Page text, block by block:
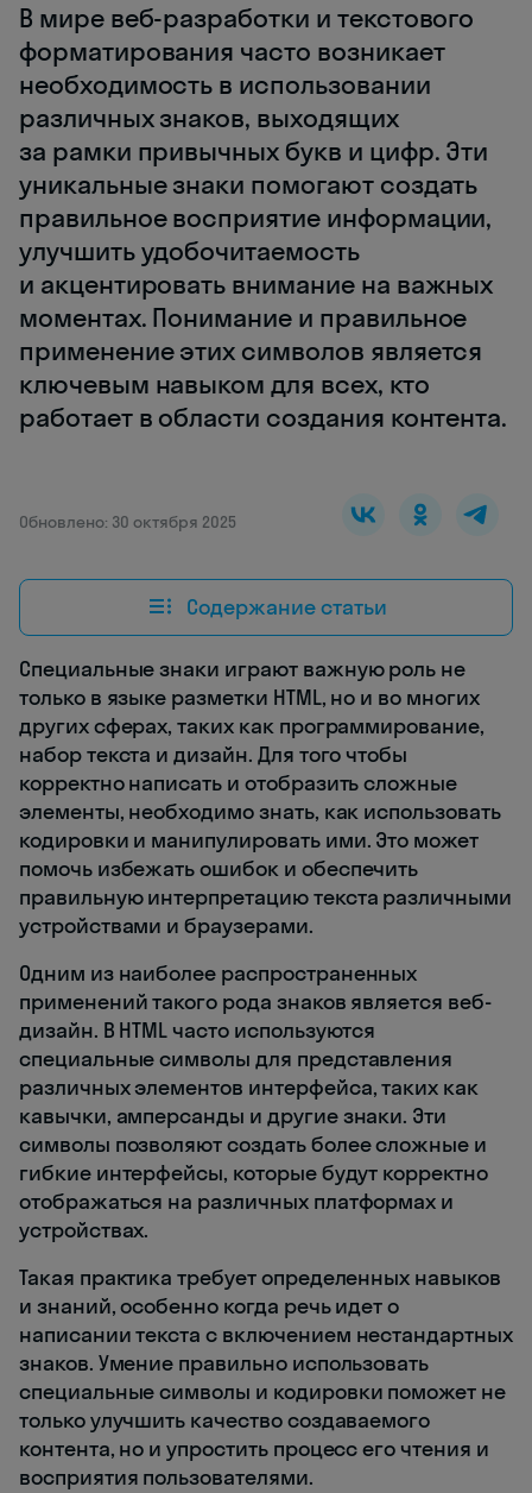
В мире веб-разработки и текстового
форматирования часто возникает
необходимость в использовании
различных знаков, выходящих
за рамки привычных букв и цифр. Эти
уникальные знаки помогают создать
правильное восприятие информации,
улучшить удобочитаемость
и акцентировать внимание на важных
моментах. Понимание и правильное
применение этих символов является
ключевым навыком для всех, кто
работает в области создания контента.
Обновлено: 30 октября 2025
Содержание статьи
Специальные знаки играют важную роль не
только в языке разметки HTML, но и во многих
других сферах, таких как программирование,
набор текста и дизайн. Для того чтобы
корректно написать и отобразить сложные
элементы, необходимо знать, как использовать
кодировки и манипулировать ими. Это может
помочь избежать ошибок и обеспечить
правильную интерпретацию текста различными
устройствами и браузерами.
Одним из наиболее распространенных
применений такого рода знаков является веб-
дизайн. В HTML часто используются
специальные символы для представления
различных элементов интерфейса, таких как
кавычки, амперсанды и другие знаки. Эти
символы позволяют создать более сложные и
гибкие интерфейсы, которые будут корректно
отображаться на различных платформах и
устройствах.
Такая практика требует определенных навыков
и знаний, особенно когда речь идет о
написании текста с включением нестандартных
знаков. Умение правильно использовать
специальные символы и кодировки поможет не
только улучшить качество создаваемого
контента, но и упростить процесс его чтения и
восприятия пользователями.